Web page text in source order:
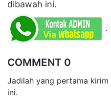
dibawah ini.
.
COMMENT 0
Jadilah yang pertama
ini.